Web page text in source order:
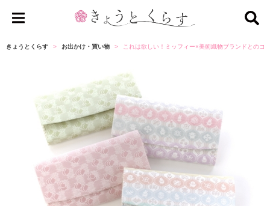
ょ
く
ら
す
きょうとくらす お出かけ・買い物 これは欲しい！ミッフィー×美術織物ブランドとのコ